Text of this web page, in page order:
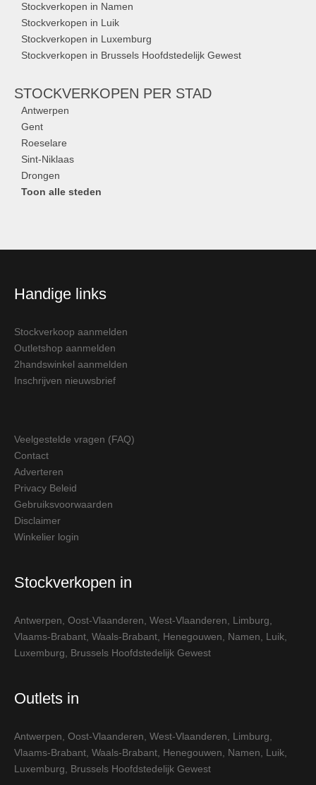
Stockverkopen in Namen
Stockverkopen in Luik
Stockverkopen in Luxemburg
Stockverkopen in Brussels Hoofdstedelijk Gewest
STOCKVERKOPEN PER STAD
Antwerpen
Gent
Roeselare
Sint-Niklaas
Drongen
Toon alle steden
Handige links
Stockverkoop aanmelden
Outletshop aanmelden
2handswinkel aanmelden
Inschrijven nieuwsbrief
Veelgestelde vragen (FAQ)
Contact
Adverteren
Privacy Beleid
Gebruiksvoorwaarden
Disclaimer
Winkelier login
Stockverkopen in
Antwerpen Oost-Vlaanderen West-Vlaanderen Limburg
Vlaams-Brabant Waals-Brabant Henegouwen Namen Luik
Luxemburg
Brussels Hoofdstedelijk Gewest
Outlets in
Antwerpen Oost-Vlaanderen West-Vlaanderen Limburg
Vlaams-Brabant Waals-Brabant Henegouwen Namen Luik
Luxemburg
Brussels Hoofdstedelijk Gewest